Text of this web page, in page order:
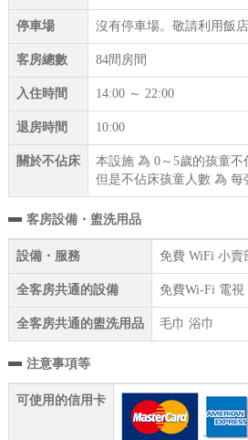
停車場 沒有停車場。敬請利用飯
客房總數 84間房間
入住時間 14:00 ～ 22:00
退房時間 10:00
關於不佔床
本設施 為 0～5歲的孩童不
但是不佔床孩童人數 為
客房設備・盥洗用品
設備・服務 免費 WiFi 小賣
全客房共通的設備 免費Wi-Fi 電
全客房共通的盥洗用品 毛巾 浴巾
注意事項等
可使用的信用卡